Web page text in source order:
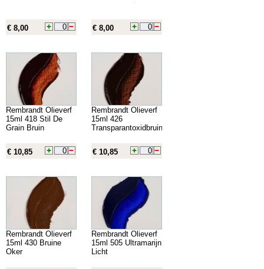
€ 8,00 € 8,00
Rembrandt Olieverf
15ml 418 Stil De
Grain Bruin
€ 10,85
Rembrandt Olieverf
15ml 426
Transparantoxidbruin
€ 10,85
Rembrandt Olieverf
15ml 430 Bruine
Oker
Rembrandt Olieverf
15ml 505 Ultramarijn
Licht